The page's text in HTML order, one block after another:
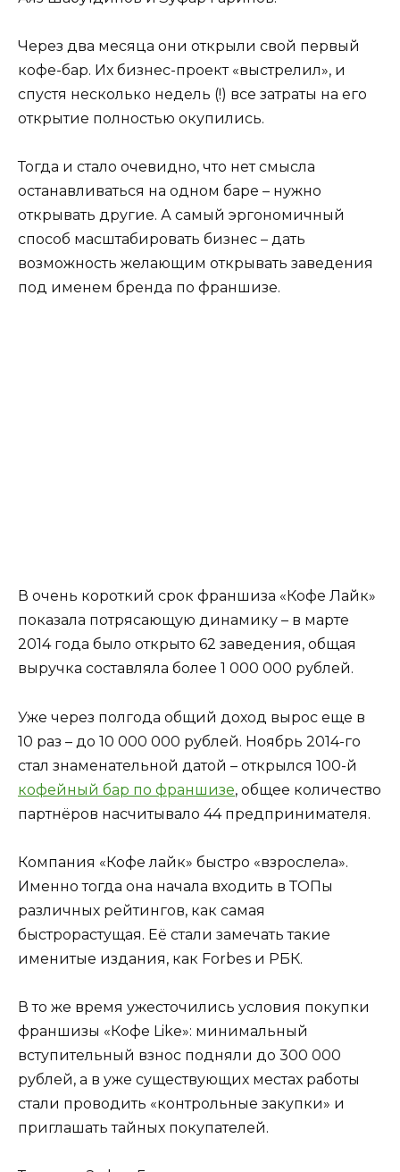
Через два месяца они открыли свой первый
кофе-бар. Их бизнес-проект «выстрелил», и
спустя несколько недель (!) все затраты на его
открытие полностью окупились.
Тогда и стало очевидно, что нет смысла
останавливаться на одном баре – нужно
открывать другие. А самый эргономичный
способ масштабировать бизнес – дать
возможность желающим открывать заведения
под именем бренда по франшизе.
В очень короткий срок франшиза «Кофе Лайк»
показала потрясающую динамику – в марте
2014 года было открыто 62 заведения, общая
выручка составляла более 1 000 000 рублей.
Уже через полгода общий доход вырос еще в
10 раз – до 10 000 000 рублей. Ноябрь 2014-го
стал знаменательной датой – открылся 100-й
кофейный бар по франшизе, общее количество
партнёров насчитывало 44 предпринимателя.
Компания «Кофе лайк» быстро «взрослела».
Именно тогда она начала входить в ТОПы
различных рейтингов, как самая
быстрорастущая. Её стали замечать такие
именитые издания, как Forbes и РБК.
В то же время ужесточились условия покупки
франшизы «Кофе Like»: минимальный
вступительный взнос подняли до 300 000
рублей, а в уже существующих местах работы
стали проводить «контрольные закупки» и
приглашать тайных покупателей.